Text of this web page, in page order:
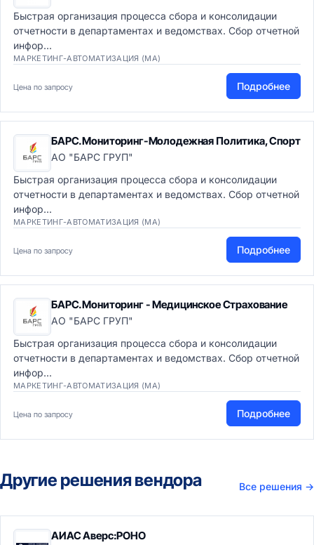
Быстрая организация процесса сбора и консолидации
отчетности в департаментах и ведомствах. Сбор отчетной
инфор...
МАРКЕТИНГ-АВТОМАТИЗАЦИЯ (MA)
Цена по запросу Подробнее
БАРС.Мониторинг-Молодежная Политика, Спорт
АО "БАРС ГРУП"
Быстрая организация процесса сбора и консолидации
отчетности в департаментах и ведомствах. Сбор отчетной
инфор...
МАРКЕТИНГ-АВТОМАТИЗАЦИЯ (MA)
Цена по запросу Подробнее
БАРС.Мониторинг - Медицинское Страхование
АО "БАРС ГРУП"
Быстрая организация процесса сбора и консолидации
отчетности в департаментах и ведомствах. Сбор отчетной
инфор...
МАРКЕТИНГ-АВТОМАТИЗАЦИЯ (MA)
Цена по запросу Подробнее
Другие решения вендора Все решения →
АИАС Аверс:РОНО